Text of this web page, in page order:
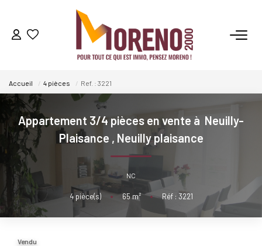
VENTES
LOCATIONS
GESTION
ESTIMATION
NOS AGENCES
Accueil 4 pièces Ref. : 3221
Appartement 3/4 pièces en vente à Neuilly-
Plaisance , Neuilly plaisance
NC
4pièce(s) • 65m² • Réf : 3221
Vendu